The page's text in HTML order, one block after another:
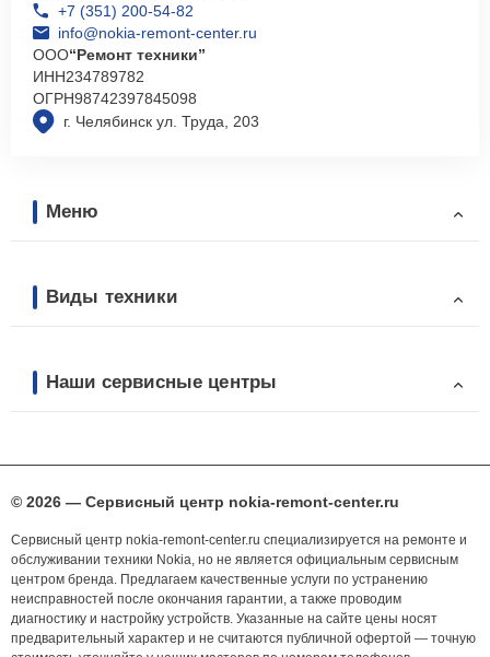
г. Челябинск ул. Труда, 203
+7 (351) 200-54-82
info@nokia-remont-center.ru
ООО“Ремонт техники”
ИНН234789782
ОГРН98742397845098
Меню
Виды техники
Наши сервисные центры
© 2026 — Сервисный центр nokia-remont-center.ru
Сервисный центр nokia-remont-center.ru специализируется на ремонте и
обслуживании техники Nokia, но не является официальным сервисным
центром бренда. Предлагаем качественные услуги по устранению
неисправностей после окончания гарантии, а также проводим
диагностику и настройку устройств. Указанные на сайте цены носят
предварительный характер и не считаются публичной офертой — точную